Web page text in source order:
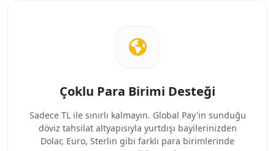
Çoklu Para Birimi Desteği
Sadece TL ile sınırlı kalmayın. Global Pay'in sunduğu
döviz tahsilat altyapısıyla yurtdışı bayilerinizden
Dolar, Euro, Sterlin gibi farklı para birimlerinde